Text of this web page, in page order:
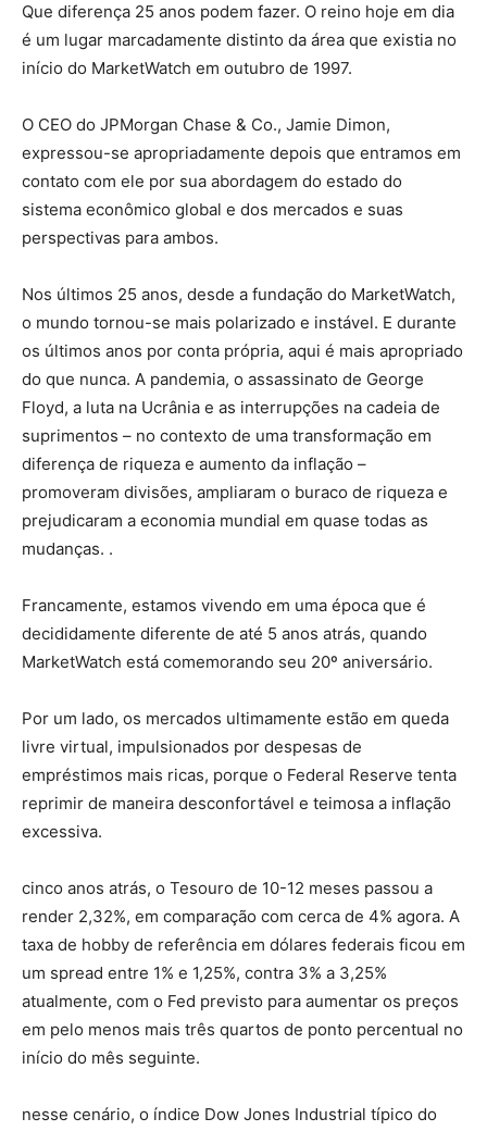
Que diferença 25 anos podem fazer. O reino hoje em dia
é um lugar marcadamente distinto da área que existia no
início do MarketWatch em outubro de 1997.
O CEO do JPMorgan Chase & Co., Jamie Dimon,
expressou-se apropriadamente depois que entramos em
contato com ele por sua abordagem do estado do
sistema econômico global e dos mercados e suas
perspectivas para ambos.
Nos últimos 25 anos, desde a fundação do MarketWatch,
o mundo tornou-se mais polarizado e instável. E durante
os últimos anos por conta própria, aqui é mais apropriado
do que nunca. A pandemia, o assassinato de George
Floyd, a luta na Ucrânia e as interrupções na cadeia de
suprimentos – no contexto de uma transformação em
diferença de riqueza e aumento da inflação –
promoveram divisões, ampliaram o buraco de riqueza e
prejudicaram a economia mundial em quase todas as
mudanças. .
Francamente, estamos vivendo em uma época que é
decididamente diferente de até 5 anos atrás, quando
MarketWatch está comemorando seu 20º aniversário.
Por um lado, os mercados ultimamente estão em queda
livre virtual, impulsionados por despesas de
empréstimos mais ricas, porque o Federal Reserve tenta
reprimir de maneira desconfortável e teimosa a inflação
excessiva.
cinco anos atrás, o Tesouro de 10-12 meses passou a
render 2,32%, em comparação com cerca de 4% agora. A
taxa de hobby de referência em dólares federais ficou em
um spread entre 1% e 1,25%, contra 3% a 3,25%
atualmente, com o Fed previsto para aumentar os preços
em pelo menos mais três quartos de ponto percentual no
início do mês seguinte.
nesse cenário, o índice Dow Jones Industrial típico do